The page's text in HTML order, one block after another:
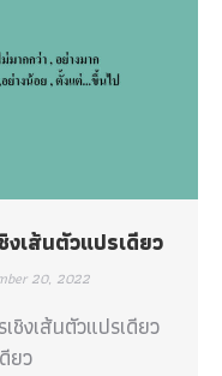
เส้นตัวแปรเดียว
20, 2022
งเส้นตัวแปรเดียว
ยว